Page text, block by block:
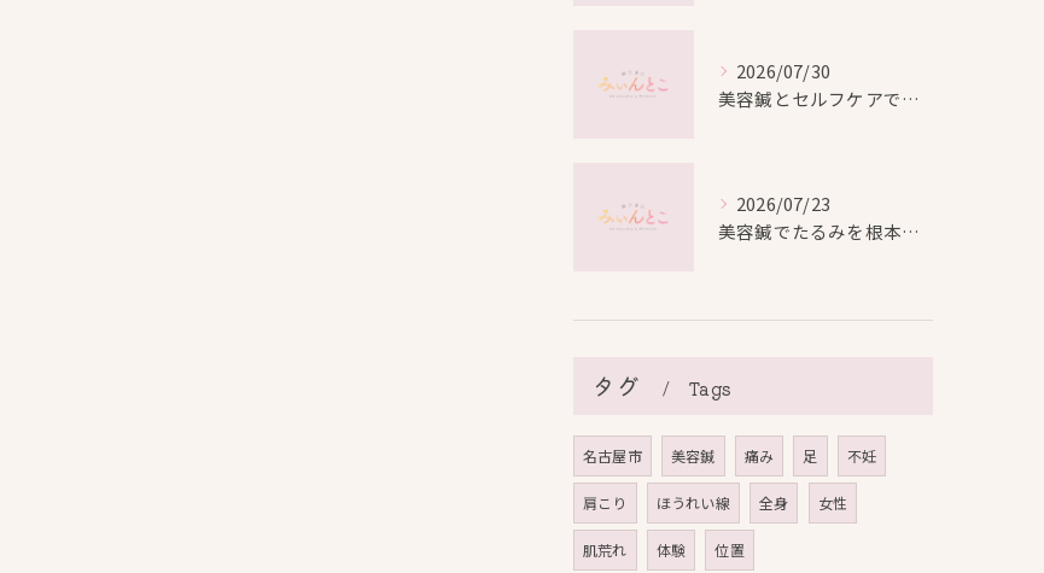
2026/07/30
美容鍼とセルフケアで叶える愛知県名古屋市北区米が瀬町の新しい美しさ
2026/07/23
美容鍼でたるみを根本から改善し自然なリフトアップを叶える方法
タグ Tags
名古屋市 美容鍼 痛み 足 不妊
肩こり ほうれい線 全身 女性
肌荒れ 体験 位置